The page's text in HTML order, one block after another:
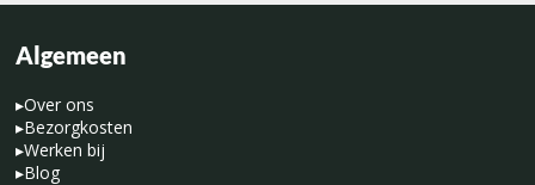
Algemeen
▸Over ons
▸Bezorgkosten
▸Werken bij
▸Blog